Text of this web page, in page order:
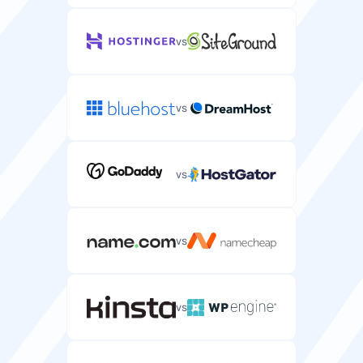
Migrace zdarma
Bezplatná migrace serveru od vašeho stávajícího
CPU
Výpočetní výkon a jádra přidělená vašemu serveru.
vs
vs
vs
vs
vs